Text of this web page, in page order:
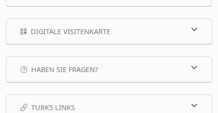
DIGITALE VISITENKARTE
HABEN SIE FRAGEN?
TURK5 LINKS